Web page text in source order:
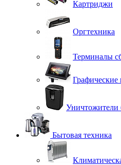
Картриджи
Оргтехника
Терминалы
Уничтожители
Бытовая техника